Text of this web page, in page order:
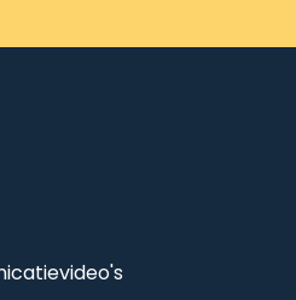
video’s uit halen.